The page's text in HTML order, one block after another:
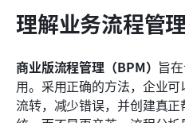
理解业务流程管
商业版流程管理（BPM） 旨
用。采用正确的方法，企业
流转，减少错误，并创建真